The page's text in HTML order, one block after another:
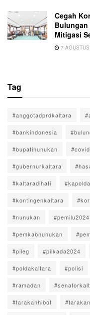
Cegah
Bulungan
Mitigasi
7
Tag
#anggotadprdkaltara
#bankindonesia
#bupatinunukan
#gubernurkaltara
#kaltaradihati
#kontingenkaltara
#nunukan #pemilu2024
#pemkabnunukan
#pileg #pilkada2024
#poldakaltara #polisi
#ramadan
#tarakanhibot